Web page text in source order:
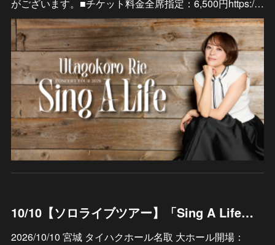
がございます。■チケット料金全席指定：6,500円https:/…
10/10【ソロライブツアー】「Sing A Life」宮城 タイハクホール名取 大ホール
2026/10/10 宮城 タイハクホール名取 大ホール開場：